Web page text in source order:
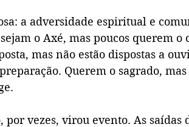
a adversidade espiritual e
o Axé, mas poucos querem o
mas não estão dispostas a
Querem o sagrado,
vezes, virou evento. As saídas